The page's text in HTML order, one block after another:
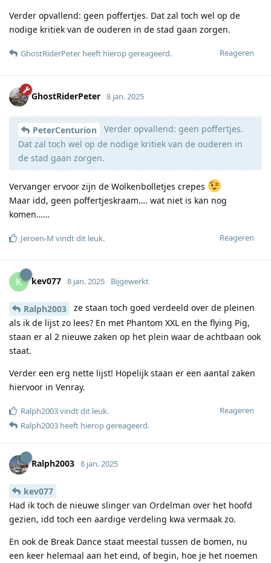
Verder opvallend: geen poffertjes. Dat zal toch wel op de
nodige kritiek van de ouderen in de stad gaan zorgen.
Reageren
GhostRiderPeter heeft hierop gereageerd.
GhostRiderPeter 8 jan. 2025
PeterCenturion
Verder opvallend: geen poffertjes.
Dat zal toch wel op de nodige kritiek van de ouderen in
de stad gaan zorgen.
Vervanger ervoor zijn de Wolkenbolletjes crepes
Maar idd, geen poffertjeskraam…. wat niet is kan nog
komen……
Reageren
Jeroen-M vindt dit leuk.
K kev077 8 jan. 2025 Bijgewerkt
Ralph2003
ze staan toch goed verdeeld over de pleinen
als ik de lijst zo lees? En met Phantom XXL en the flying Pig,
staan er al 2 nieuwe zaken op het plein waar de achtbaan ook
staat.
Verder een erg nette lijst! Hopelijk staan er een aantal zaken
hiervoor in Venray.
Reageren
Ralph2003vindt dit leuk.
Ralph2003 heeft hierop gereageerd.
Ralph2003 8 jan. 2025
kev077
Had ik toch de nieuwe slinger van Ordelman over het hoofd
gezien, idd toch een aardige verdeling kwa vermaak zo.
En ook de Break Dance staat meestal tussen de bomen, nu
een keer helemaal aan het eind, of begin, hoe je het noemen